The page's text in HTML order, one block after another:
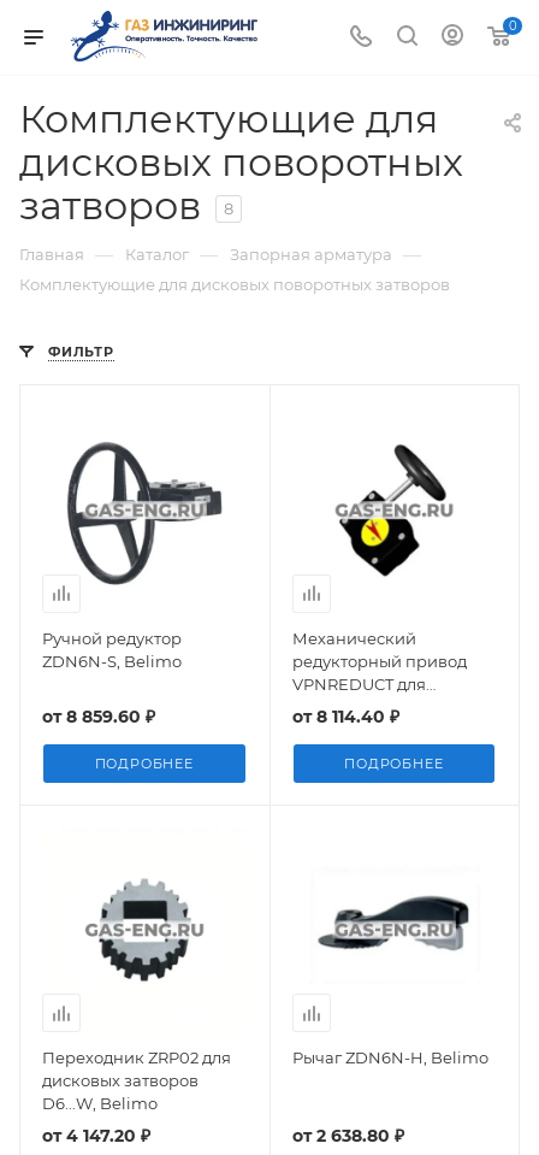
0
Комплектующие для
дисковых поворотных
затворов
8
Главная — Каталог — Запорная арматура —
Комплектующие для дисковых поворотных затворов
ФИЛЬТР
Ручной редуктор
ZDN6N-S, Belimo
от8 859.60 ₽
ПОДРОБНЕЕ
Механический
редукторный привод
VPNREDUCT для
затворов серии VPI и
VPN, Tecofi
от8 114.40 ₽
ПОДРОБНЕЕ
Переходник ZRP02 для
дисковых затворов
D6...W, Belimo
от4 147.20 ₽
Рычаг ZDN6N-H, Belimo
от2 638.80 ₽